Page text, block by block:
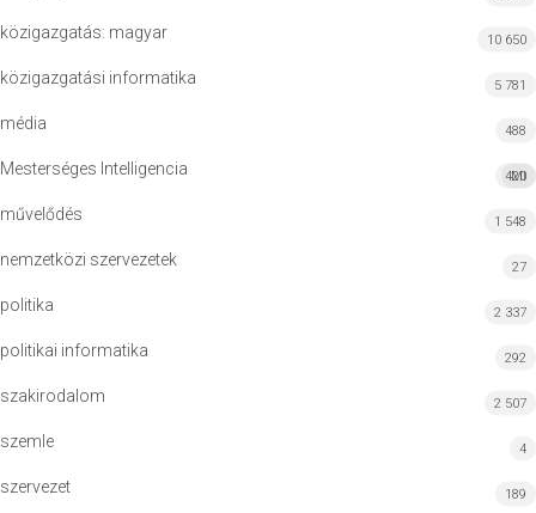
közigazgatás: magyar 10 650
közigazgatási informatika 5 781
média 488
Mesterséges Intelligencia MI
420
művelődés 1 548
nemzetközi szervezetek 27
politika 2 337
politikai informatika 292
szakirodalom 2 507
szemle 4
szervezet 189